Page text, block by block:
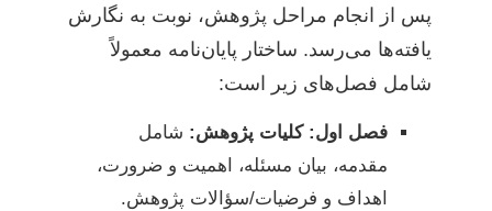
پس از انجام مراحل پژوهش، نوبت به نگارش
یافته‌ها می‌رسد. ساختار پایان‌نامه معمولاً
شامل فصل‌های زیر است:
فصل اول: کلیات پژوهش: شامل
مقدمه، بیان مسئله، اهمیت و ضرورت،
اهداف و فرضیات/سؤالات پژوهش.